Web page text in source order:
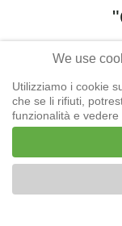
-14.09.1786
We use
Utilizziamo i cookie
che se li rifiuti,
funzionalità e